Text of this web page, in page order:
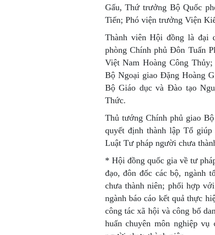
Gấu, Thứ trưởng Bộ Quốc
Tiến; Phó viện trưởng Viện
Thành viên Hội đồng là đại
phòng Chính phủ Đôn Tuấn
Việt Nam Hoàng Công
Bộ Ngoại giao Đặng Hoàng
Bộ Giáo dục và Đào tạo
Thức.
Thủ tướng Chính phủ giao
quyết định thành lập Tổ
Luật Tư pháp người chưa
* Hội đồng quốc gia về tư
đạo, đôn đốc các bộ, ngành
chưa thành niên; phối hợp
ngành báo cáo kết quả thực
công tác xã hội và công bố
huấn chuyên môn nghiệp